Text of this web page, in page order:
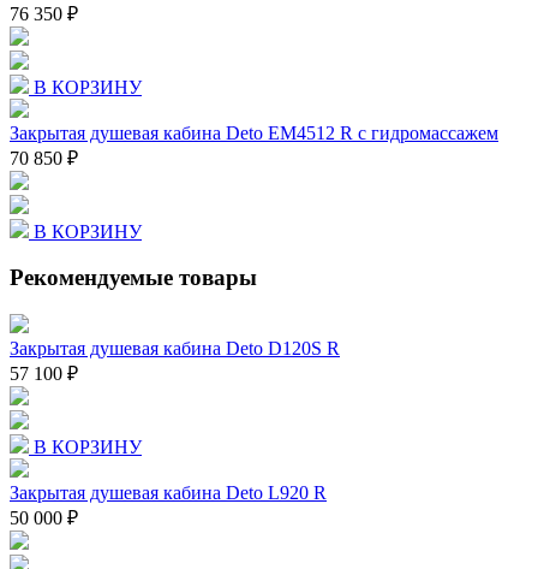
76 350 ₽
В КОРЗИНУ
Закрытая душевая кабина Deto EM4512 R с гидромассажем
70 850 ₽
В КОРЗИНУ
Рекомендуемые товары
Закрытая душевая кабина Deto D120S R
57 100 ₽
В КОРЗИНУ
Закрытая душевая кабина Deto L920 R
50 000 ₽